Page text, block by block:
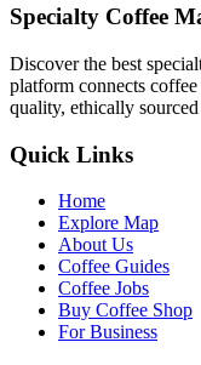
Specialty Coffee
Discover the best
platform connects
quality, ethically
Quick Links
Home
Explore Map
About Us
Coffee Guides
Coffee Jobs
Buy Coffee Shop
For Business